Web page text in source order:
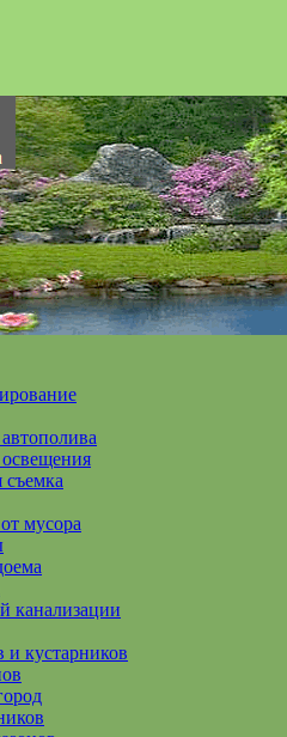
съемка
мусора
канализации
и кустарников